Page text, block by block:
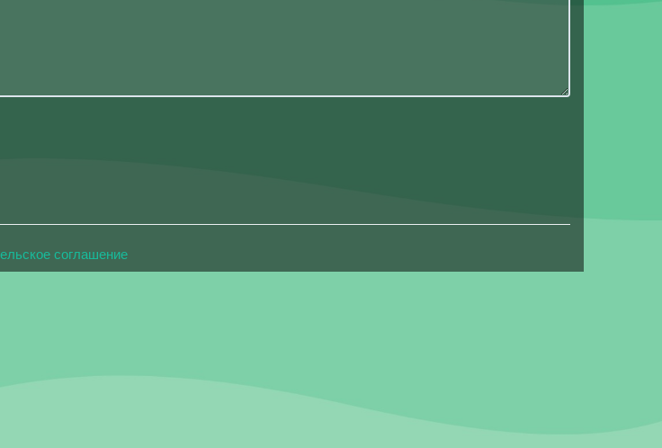
соглашение